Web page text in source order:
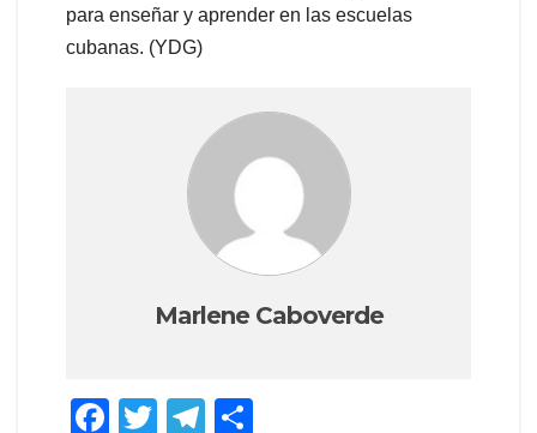
para enseñar y aprender en las escuelas
cubanas. (YDG)
Marlene Caboverde
F
T
T